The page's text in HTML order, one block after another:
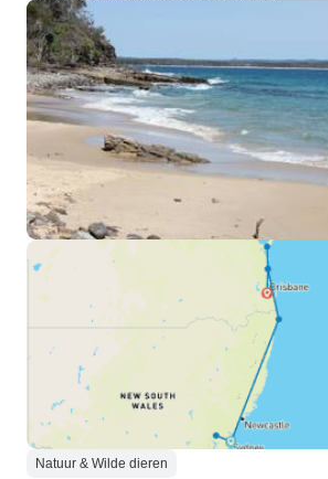
Natuur & Wilde dieren